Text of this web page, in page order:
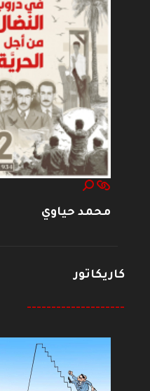
محمد حياوي
كاريكاتور
--------------------